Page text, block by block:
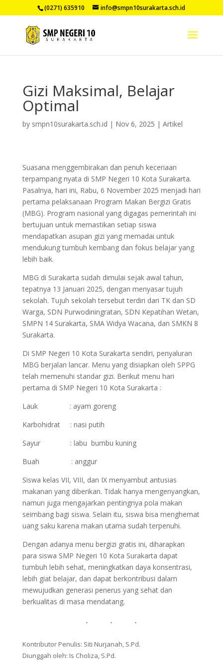
(0271) 635910 info@smpn10surakarta.sch.id
Gizi Maksimal, Belajar
Optimal
by smpn10surakarta.sch.id | Nov 6, 2025 | Artikel
Suasana menggembirakan dan penuh keceriaan
terpampang nyata di SMP Negeri 10 Kota Surakarta.
Pasalnya, hari ini, Rabu, 6 November 2025 menjadi hari
pertama pelaksanaan Program Makan Bergizi Gratis
(MBG). Program nasional yang digagas pemerintah ini
bertujuan untuk memastikan setiap siswa
mendapatkan asupan gizi yang memadai untuk
mendukung tumbuh kembang dan fokus belajar yang
lebih baik.
MBG di Surakarta sudah dimulai sejak awal tahun,
tepatnya 13 Januari 2025, dengan menyasar tujuh
sekolah. Tujuh sekolah tersebut terdiri dari TK dan SD
Warga, SDN Purwodiningratan, SDN Kepatihan Wetan,
SMPN 14 Surakarta, SMA Widya Wacana, dan SMKN 8
Surakarta.
Di SMP Negeri 10 Kota Surakarta sendiri, penyaluran
MBG berjalan lancar. Menu yang disiapkan oleh SPPG
telah memenuhi standar gizi. Berikut menu hari
pertama di SMP Negeri 10 Kota Surakarta :
Lauk : ayam goreng
Karbohidrat : nasi putih
Sayur : labu bumbu kuning
Buah : anggur
Siswa kelas VII, VIII, dan IX menyambut antusias
makanan yang diberikan. Tidak hanya mengenyangkan,
namun juga mengajarkan pentingnya pola makan
seimbang bagi siswa. Selain itu, siswa bisa menghemat
uang saku karena makan utama sudah terpenuhi.
Dengan adanya menu bergizi gratis ini, diharapkan
para siswa SMP Negeri 10 Kota Surakarta dapat
tumbuh lebih sehat, meningkatkan daya konsentrasi,
lebih giat belajar, dan dapat berkontribusi dalam
mewujudkan generasi penerus yang sehat dan
berkualitas di masa mendatang.
Kontributor Penulis: Siti Nurjanah, S.Pd.
Diunggah oleh: Is Choliza, S.Pd.